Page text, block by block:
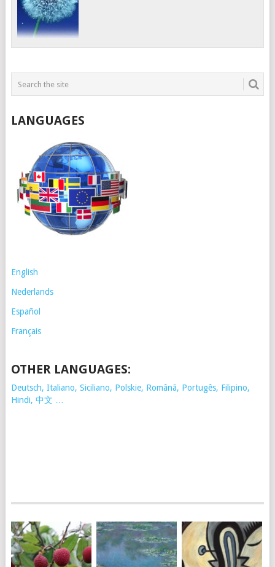
LANGUAGES
English
Nederlands
Español
Français
OTHER LANGUAGES:
Deutsch, Italiano, Siciliano, Polskie, Românã, Portugês, Filipino,
Hindi, 中文 …